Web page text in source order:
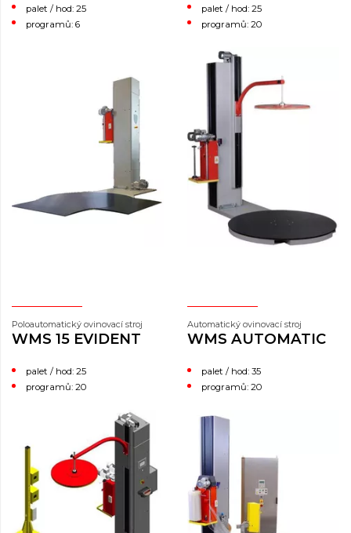
palet / hod: 25
programů: 6
palet / hod: 25
programů: 20
Poloautomatický ovinovací stroj
WMS 15 EVIDENT
palet / hod: 25
programů: 20
Automatický ovinovací stroj
WMS AUTOMATIC
palet / hod: 35
programů: 20